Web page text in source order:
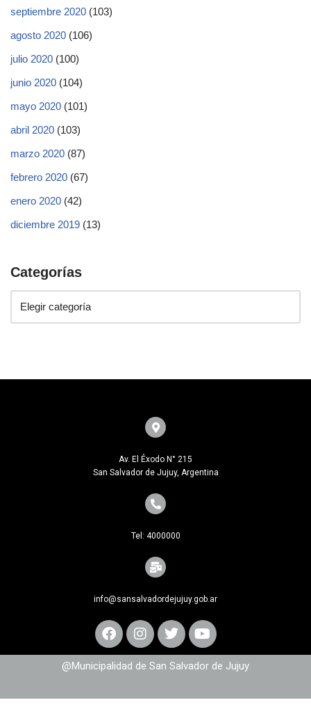
septiembre 2020 (103)
agosto 2020 (106)
julio 2020 (100)
junio 2020 (104)
mayo 2020 (101)
abril 2020 (103)
marzo 2020 (87)
febrero 2020 (67)
enero 2020 (42)
diciembre 2019 (13)
Categorías
Av. El Éxodo N° 215
San Salvador de Jujuy, Argentina
Tel: 4000000
info@sansalvadordejujuy.gob.ar
@Municipalidad de San Salvador de Jujuy